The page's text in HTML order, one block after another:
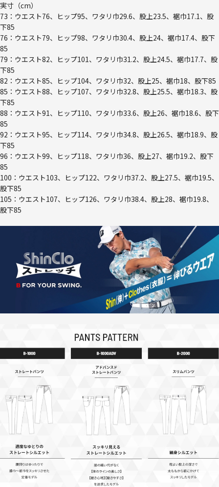
実寸（cm）
73：ウエスト76、ヒップ95、ワタリ巾29.6、股上23.5、裾巾17.1、股
下85
76：ウエスト79、ヒップ98、ワタリ巾30.4、股上24、裾巾17.4、股下
85
79：ウエスト82、ヒップ101、ワタリ巾31.2、股上24.5、裾巾17.7、股
下85
82：ウエスト85、ヒップ104、ワタリ巾32、股上25、裾巾18、股下85
85：ウエスト88、ヒップ107、ワタリ巾32.8、股上25.5、裾巾18.3、股
下85
88：ウエスト91、ヒップ110、ワタリ巾33.6、股上26、裾巾18.6、股下
85
92：ウエスト95、ヒップ114、ワタリ巾34.8、股上26.5、裾巾18.9、股
下85
96：ウエスト99、ヒップ118、ワタリ巾36、股上27、裾巾19.2、股下
85
100：ウエスト103、ヒップ122、ワタリ巾37.2、股上27.5、裾巾19.5、
股下85
105：ウエスト107、ヒップ126、ワタリ巾38.4、股上28、裾巾19.8、
股下85